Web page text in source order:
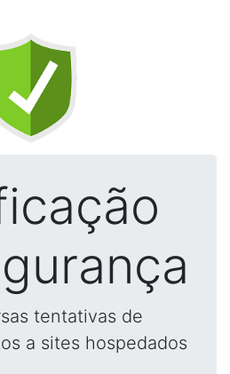
tentativas de
a sites hospedados